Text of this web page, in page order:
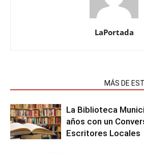
LaPortada
MÁS DE
La Biblioteca
años con un
Escritores Locales